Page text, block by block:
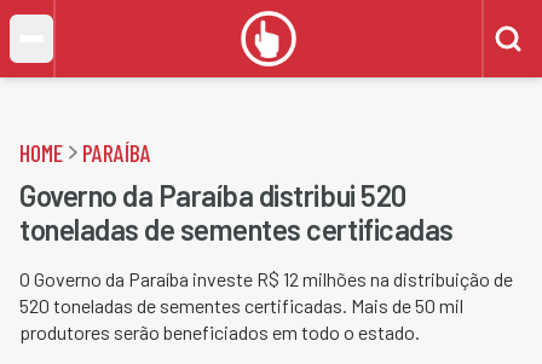
HOME PARAÍBA
Governo da Paraíba distribui 520
toneladas de sementes certificadas
O Governo da Paraíba investe R$ 12 milhões na distribuição de
520 toneladas de sementes certificadas. Mais de 50 mil
produtores serão beneficiados em todo o estado.